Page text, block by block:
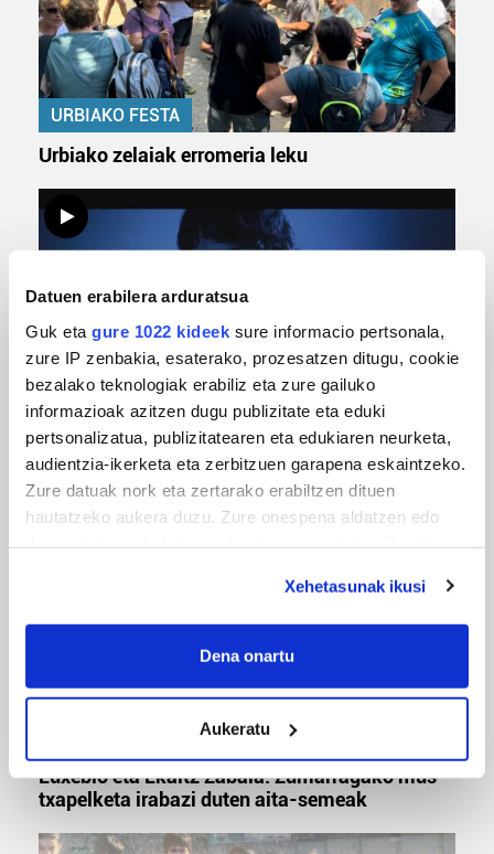
Datuen erabilera arduratsua
Guk eta gure 1022 kideek sure informacio pertsonala,
zure IP zenbakia, esaterako, prozesatzen ditugu, cookie
bezalako teknologiak erabiliz eta zure gailuko
informazioak azitzen dugu publizitate eta eduki
pertsonalizatua, publizitatearen eta edukiaren neurketa,
audientzia-ikerketa eta zerbitzuen garapena eskaintzeko.
Zure datuak nork eta zertarako erabiltzen dituen
hautatzeko aukera duzu. Zure onespena aldatzen edo
If you allow, we would also like to:
Collect information about your geographical
meters
Identify your device by actively scanning it for
specific characteristics (fingerprinting)
Find out more about how your personal data is processed
and set your preferences in the
Xehetasunak ikusi
Dena onartu
Aukeratu
URBIAKO FESTA
Urbiako zelaiak erromeria leku
MUSIKA
Odik berria ezagutzeko aukera 'KimiK' eta
'Amaaaa!' abestiekin
Euxebio eta Ekaitz Zabala: Zumarragako mus
txapelketa irabazi duten aita-semeak